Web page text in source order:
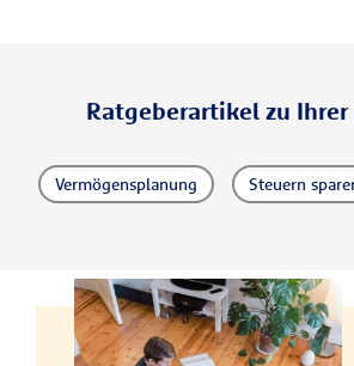
Ratgeberartikel zu
Vermögensplanung Steuern